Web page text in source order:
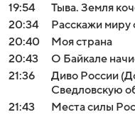
19:54
Тыва. Земля
20:34
Расскажи миру
20:40
Моя страна
20:43
О Байкале
21:36
Диво России
Сведловскую
21:43
Места силы